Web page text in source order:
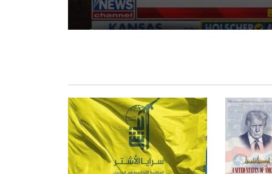
برنامج الأغذية العالمي: أزمة سوء تغذية
الأطفال في أفغانستان تتفاقم
الولايات المتحدة تغلق خمساً من بعثاتها
الدبلوماسية في دول مختلفة